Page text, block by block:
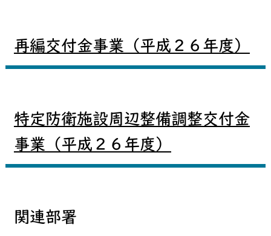
再編交付金事業（平成２６年度）
特定防衛施設周辺整備調整交付金
事業（平成２６年度）
関連部署